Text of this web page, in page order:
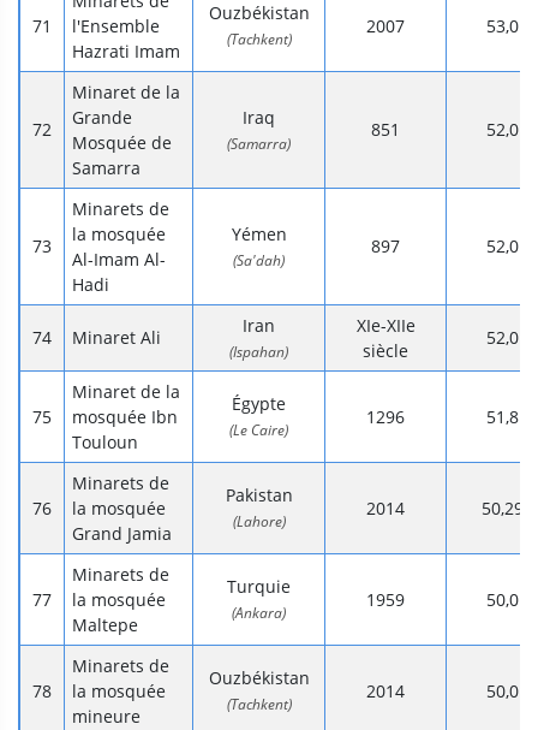
l'Ensemble
Hazrati Imam
Ouzbékistan
(Tachkent)
2007 53,0
Minaret de la
Grande
Mosquée de
Samarra
Iraq
(Samarra)
851 52,0
Minarets de
la mosquée
Al-Imam Al-
Hadi
Yémen
(Sa'dah)
897 52,0
Minaret Ali
Iran
(Ispahan)
XIe-XIIe
siècle
52,0
Minaret de la
mosquée Ibn
Touloun
Égypte
(Le Caire)
1296 51,8
Minarets de
la mosquée
Grand Jamia
Pakistan
(Lahore)
2014 50,29
Minarets de
la mosquée
Maltepe
Turquie
(Ankara)
1959 50,0
Minarets de
la mosquée
mineure
Ouzbékistan
(Tachkent)
2014 50,0